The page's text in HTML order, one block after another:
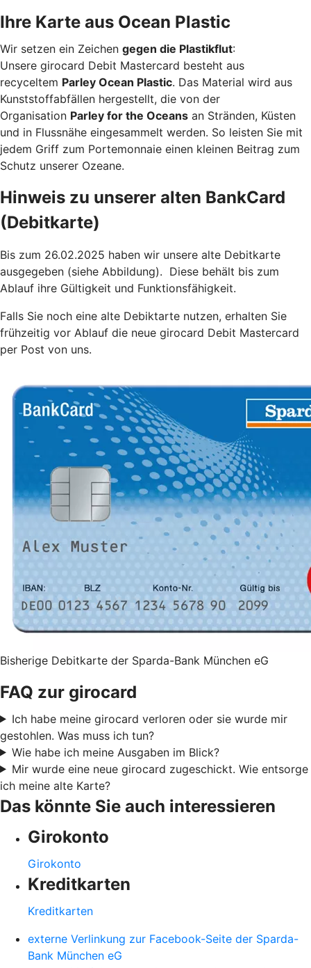
Ihre Karte aus Ocean Plastic
Wir setzen ein Zeichen gegen die Plastikflut:
Unsere girocard Debit Mastercard besteht aus
recyceltem Parley Ocean Plastic. Das Material wird aus
Kunststoffabfällen hergestellt, die von der
Organisation Parley for the Oceans an Stränden, Küsten
und in Flussnähe eingesammelt werden. So leisten Sie mit
jedem Griff zum Portemonnaie einen kleinen Beitrag zum
Schutz unserer Ozeane.
Hinweis zu unserer alten BankCard
(Debitkarte)
Bis zum 26.02.2025 haben wir unsere alte Debitkarte
ausgegeben (siehe Abbildung). Diese behält bis zum
Ablauf ihre Gültigkeit und Funktionsfähigkeit.
Falls Sie noch eine alte Debiktarte nutzen, erhalten Sie
frühzeitig vor Ablauf die neue girocard Debit Mastercard
per Post von uns.
Bisherige Debitkarte der Sparda-Bank München eG
FAQ zur girocard
Ich habe meine girocard verloren oder sie wurde mir
gestohlen. Was muss ich tun?
Wie habe ich meine Ausgaben im Blick?
Mir wurde eine neue girocard zugeschickt. Wie entsorge
ich meine alte Karte?
Das könnte Sie auch interessieren
Girokonto
Girokonto
Kreditkarten
Kreditkarten
externe Verlinkung zur Facebook-Seite der Sparda-
Bank München eG